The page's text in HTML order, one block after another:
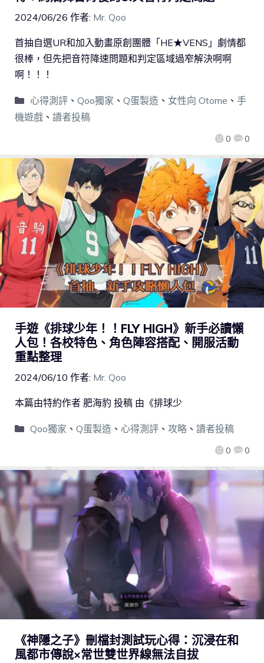
2024/06/26 作者: Mr. Qoo
0 0
首抽自選UR和加入動畫原創團體「HE★VENS」劇情都
很棒，但先把音符降速問題和判定區域過窄解決啊啊
啊！！！
心得測評、 Qoo獨家 、 Q蛋製造 、 女性向 Otome 、 手
機遊戲 、 讀者投稿
手遊《排球少年！！FLY HIGH》新手必讀懶
人包！各校特色、角色陣容搭配、開服活動
重點整理
2024/06/10 作者: Mr. Qoo
0 0
本篇由特約作者 肥海豹 投稿 由《排球少
Qoo獨家 、 Q蛋製造 、 心得測評、 攻略、 讀者投稿
《神隱之子》刪檔封測試玩心得：沉浸在和
風都市傳說×常世雙世界線無法自拔